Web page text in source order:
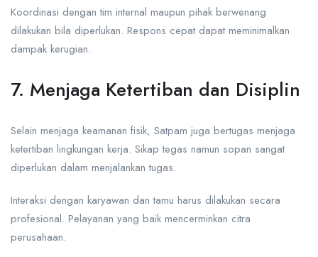
Koordinasi dengan tim internal maupun pihak berwenang
dilakukan bila diperlukan. Respons cepat dapat meminimalkan
dampak kerugian.
7. Menjaga Ketertiban dan Disiplin
Selain menjaga keamanan fisik, Satpam juga bertugas menjaga
ketertiban lingkungan kerja. Sikap tegas namun sopan sangat
diperlukan dalam menjalankan tugas.
Interaksi dengan karyawan dan tamu harus dilakukan secara
profesional. Pelayanan yang baik mencerminkan citra
perusahaan.